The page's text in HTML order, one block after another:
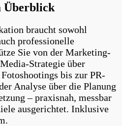
Überblick
braucht sowohl
professionelle
Sie von der Marketing-
Strategie über
bis zur PR-
Analyse über die Planung
– praxisnah, messbar
ausgerichtet. Inklusive